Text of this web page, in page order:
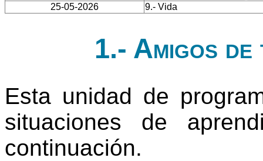
25-05-2026
9.- Vida
1.- Amigos
Esta unidad de
situaciones de
continuación.